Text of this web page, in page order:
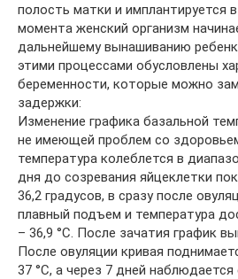
полость матки и имплантируется
момента женский организм
дальнейшему вынашиванию
этими процессами обусловлены
беременности, которые можно
задержки:
Изменение графика базальной
не имеющей проблем со
температура колеблется в
дня до созревания яйцеклетки
36,2 градусов, в сразу после
плавный подъем и температура
– 36,9 °C. После зачатия график
После овуляции кривая
37 °C, а через 7 дней